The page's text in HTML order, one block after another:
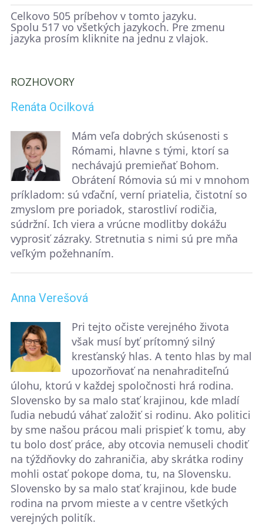
Celkovo 505 príbehov v tomto jazyku.
Spolu 517 vo všetkých jazykoch. Pre zmenu
jazyka prosím kliknite na jednu z vlajok.
ROZHOVORY
Renáta Ocilková
Mám veľa dobrých skúsenosti s
Rómami, hlavne s tými, ktorí sa
nechávajú premieňať Bohom.
Obrátení Rómovia sú mi v mnohom
príkladom: sú vďační, verní priatelia, čistotní so
zmyslom pre poriadok, starostliví rodičia,
súdržní. Ich viera a vrúcne modlitby dokážu
vyprosiť zázraky. Stretnutia s nimi sú pre mňa
veľkým požehnaním.
Anna Verešová
Pri tejto očiste verejného života
však musí byť prítomný silný
kresťanský hlas. A tento hlas by mal
upozorňovať na nenahraditeľnú
úlohu, ktorú v každej spoločnosti hrá rodina.
Slovensko by sa malo stať krajinou, kde mladí
ľudia nebudú váhať založiť si rodinu. Ako politici
by sme našou prácou mali prispieť k tomu, aby
tu bolo dosť práce, aby otcovia nemuseli chodiť
na týždňovky do zahraničia, aby skrátka rodiny
mohli ostať pokope doma, tu, na Slovensku.
Slovensko by sa malo stať krajinou, kde bude
rodina na prvom mieste a v centre všetkých
verejných politík.